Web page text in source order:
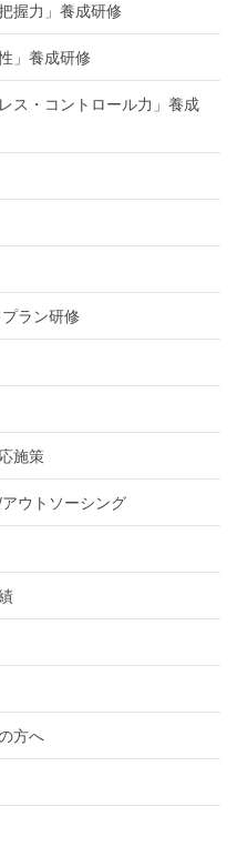
握力」養成研修
」養成研修
ス・コントロール力」養成
ラン研修
施策
ウトソーシング
方へ